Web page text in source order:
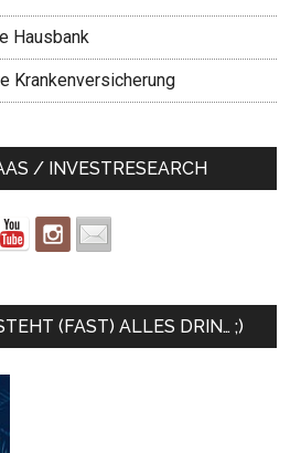
Hausbank
Krankenversicherung
/ INVESTRESEARCH
(FAST) ALLES DRIN… ;)